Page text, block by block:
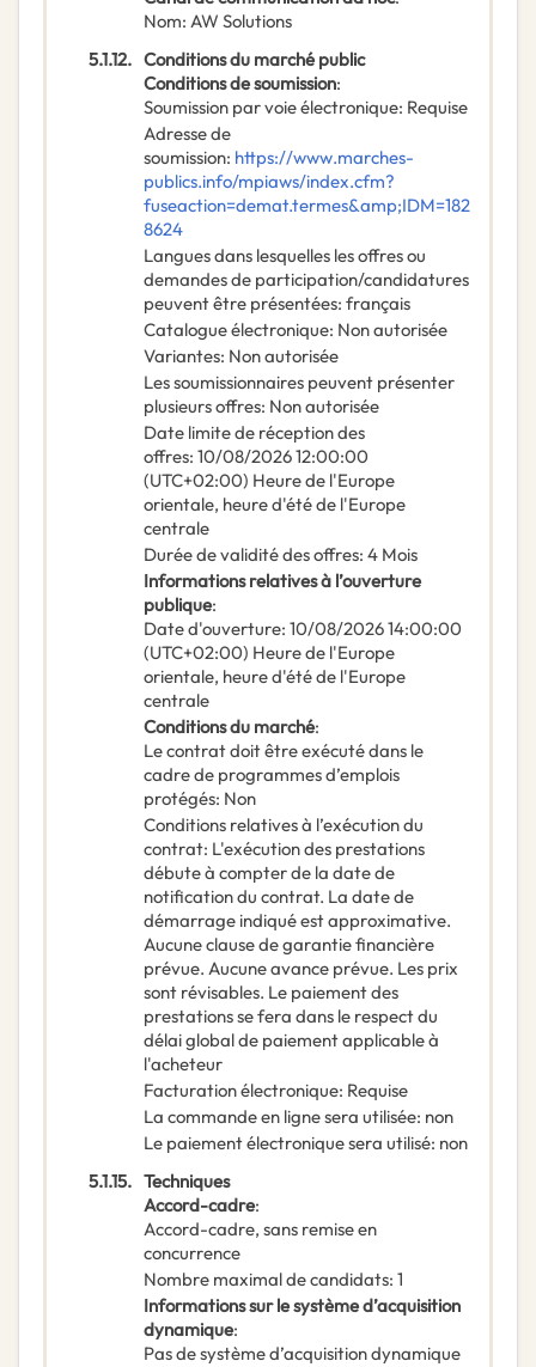
Nom: AW Solutions
5.1.12. Conditions du marché public
Conditions de soumission:
Soumission par voie électronique: Requise
Adresse de
soumission: https://www.marches-
publics.info/mpiaws/index.cfm?
fuseaction=demat.termes&amp;IDM=182
8624
Langues dans lesquelles les offres ou
demandes de participation/candidatures
peuvent être présentées: français
Catalogue électronique: Non autorisée
Variantes: Non autorisée
Les soumissionnaires peuvent présenter
plusieurs offres: Non autorisée
Date limite de réception des
offres: 10/08/202612:00:00
(UTC+02:00) Heure de l'Europe
orientale, heure d'été de l'Europe
centrale
Durée de validité des offres: 4 Mois
Informations relatives à l’ouverture
publique:
Date d'ouverture: 10/08/202614:00:00
(UTC+02:00) Heure de l'Europe
orientale, heure d'été de l'Europe
centrale
Conditions du marché:
Le contrat doit être exécuté dans le
cadre de programmes d’emplois
protégés: Non
Conditions relatives à l’exécution du
contrat: L'exécution des prestations
débute à compter de la date de
notification du contrat. La date de
démarrage indiqué est approximative.
Aucune clause de garantie financière
prévue. Aucune avance prévue. Les prix
sont révisables. Le paiement des
prestations se fera dans le respect du
délai global de paiement applicable à
l'acheteur
Facturation électronique: Requise
La commande en ligne sera utilisée: non
Le paiement électronique sera utilisé: non
5.1.15. Techniques
Accord-cadre:
Accord-cadre, sans remise en
concurrence
Nombre maximal de candidats: 1
Informations sur le système d’acquisition
dynamique:
Pas de système d’acquisition dynamique